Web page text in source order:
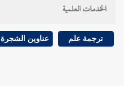
الخدمات العلمية
ترجمة علم عناوين الشجرة